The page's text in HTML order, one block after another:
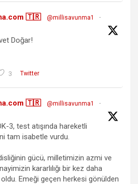
🇹🇷 @millisavunma1
·
Doğar!
3 Twitter
🇹🇷 @millisavunma1
·
3, test atışında hareketli
tam isabetle vurdu.
gücü, milletimizin azmi ve
kararlılığı bir kez daha
Emeği geçen herkesi gönülden